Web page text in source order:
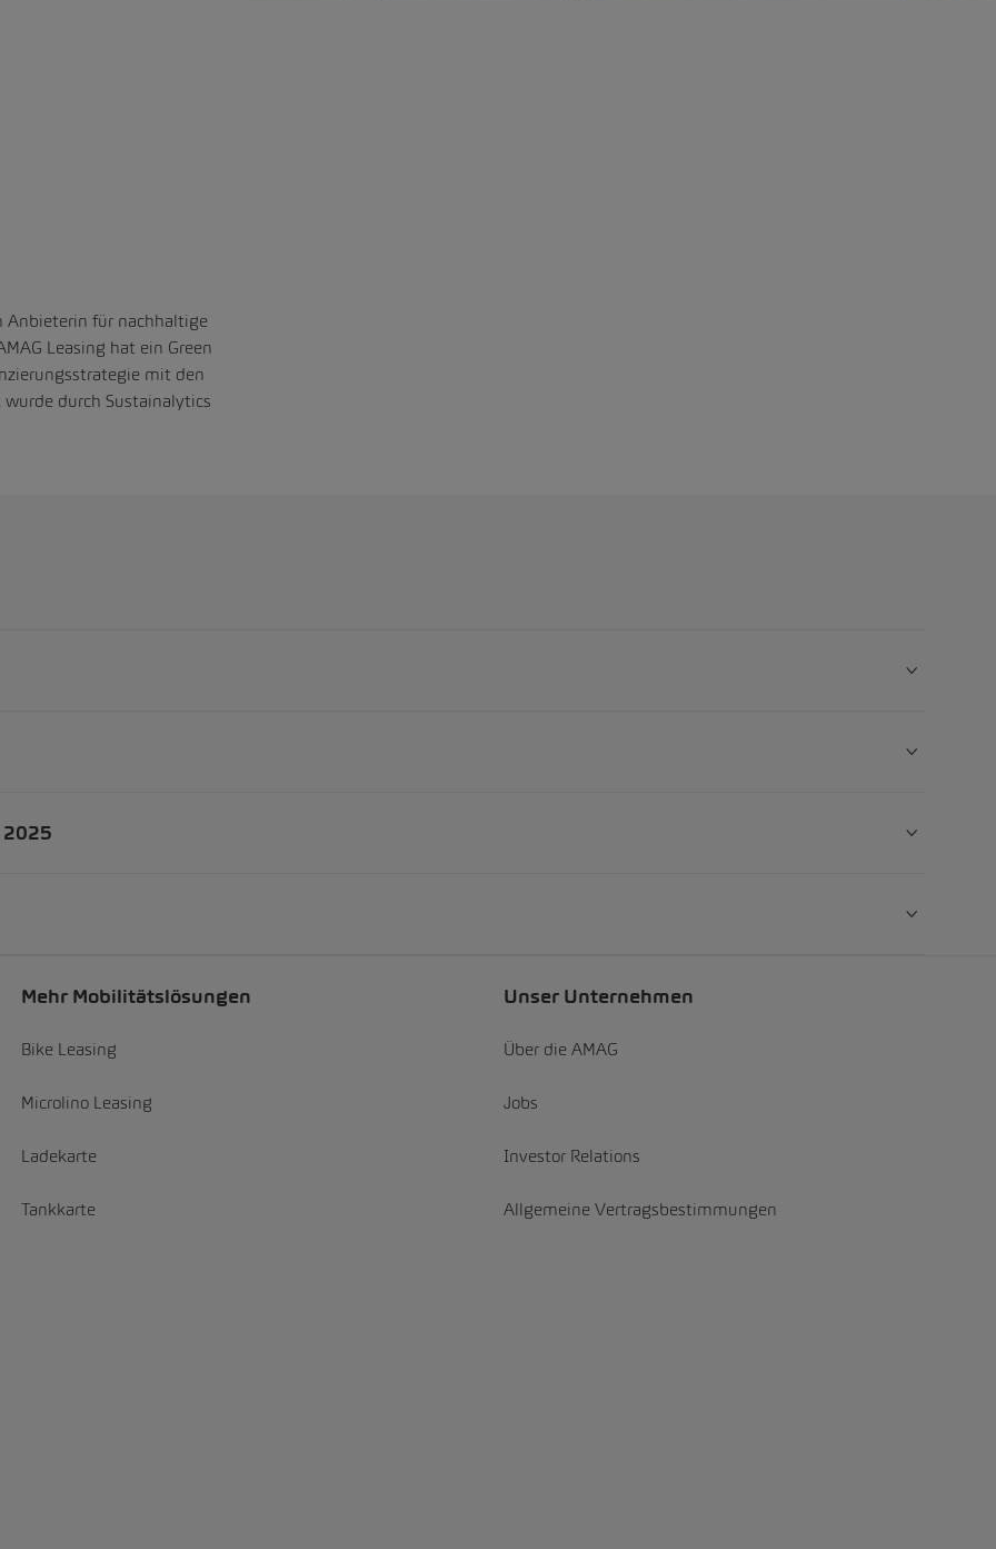
Anbieterin für nachhaltige
Leasing hat ein Green
mit den
wurde durch Sustainalytics
2025
Mehr Mobilitätslösungen
Bike Leasing
Microlino Leasing
Ladekarte
Tankkarte
Unser Unternehmen
Über die AMAG
Jobs
Investor Relations
Allgemeine Vertragsbestimmungen